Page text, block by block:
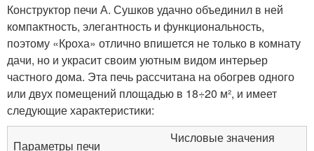
Конструктор печи А. Сушков удачно объединил в ней
компактность, элегантность и функциональность,
поэтому «Кроха» отлично впишется не только в комнату
дачи, но и украсит своим уютным видом интерьер
частного дома. Эта печь рассчитана на обогрев одного
или двух помещений площадью в 18÷20 м², и имеет
следующие характеристики:
Параметры печи
Числовые значения